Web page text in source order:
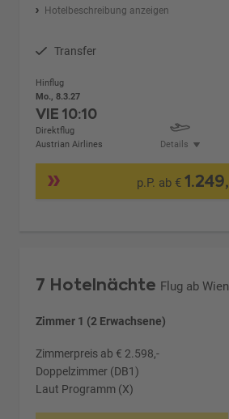
Hotelbeschreibung anzeigen
Transfer
Hinflug
Mo., 8.3.27
VIE10:10
Direktflug
Austrian Airlines
Details
p.P. ab €
7 Hotelnächte Flug ab
Zimmer 1 (2 Erwachsene)
Zimmerpreis ab € 2.598,-
Doppelzimmer (DB1)
Laut Programm (X)